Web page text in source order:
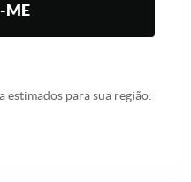
ME
estimados para sua região: